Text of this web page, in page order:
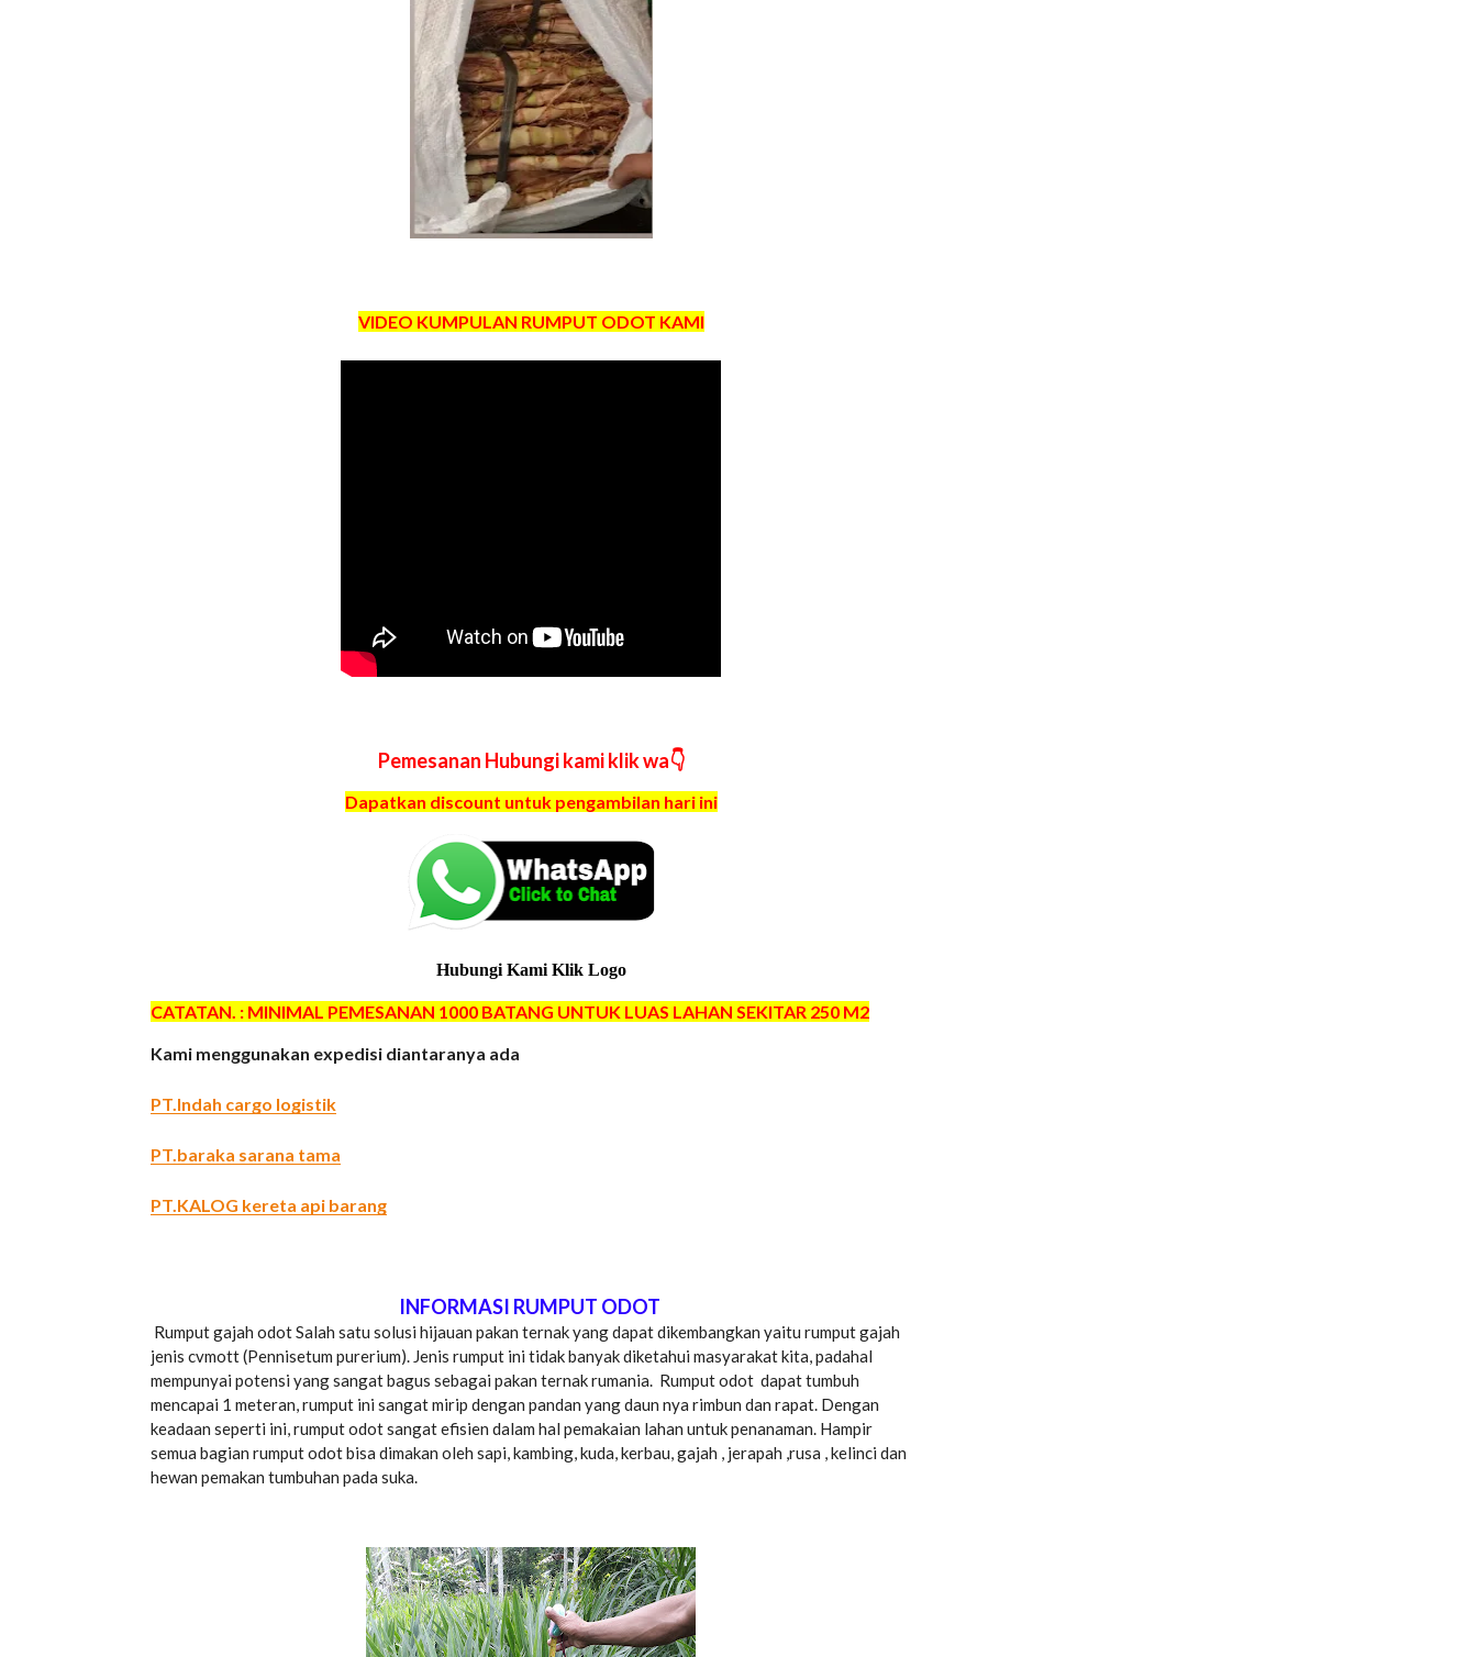
VIDEO KUMPULAN RUMPUT ODOT KAMI
Pemesanan Hubungi kami klik wa👇
Dapatkan discount untuk pengambilan hari ini
Hubungi Kami Klik Logo
CATATAN. : MINIMAL PEMESANAN 1000 BATANG UNTUK LUAS LAHAN SEKITAR 250 M2
Kami menggunakan expedisi diantaranya ada
PT.Indah cargo logistik
PT.baraka sarana tama
PT.KALOG kereta api barang
INFORMASI RUMPUT ODOT
Rumput gajah odot Salah satu solusi hijauan pakan ternak yang dapat dikembangkan yaitu rumput gajah
jenis cvmott (Pennisetum purerium). Jenis rumput ini tidak banyak diketahui masyarakat kita, padahal
mempunyai potensi yang sangat bagus sebagai pakan ternak rumania. Rumput odot dapat tumbuh
mencapai 1 meteran, rumput ini sangat mirip dengan pandan yang daun nya rimbun dan rapat. Dengan
keadaan seperti ini, rumput odot sangat efisien dalam hal pemakaian lahan untuk penanaman. Hampir
semua bagian rumput odot bisa dimakan oleh sapi, kambing, kuda, kerbau, gajah , jerapah ,rusa , kelinci dan
hewan pemakan tumbuhan pada suka.